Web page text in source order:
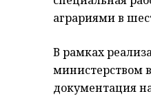
аграриями в
В рамках
министерством
документация